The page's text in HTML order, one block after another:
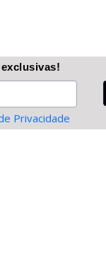
exclusivas!
Privacidade